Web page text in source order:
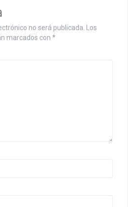
no será publicada.
Los
marcados con *